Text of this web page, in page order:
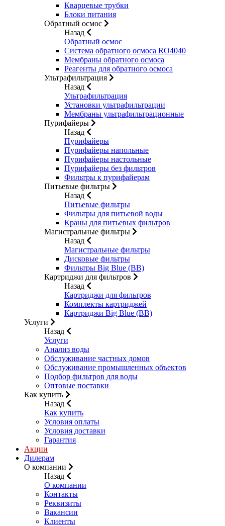
Кварцевые трубки
Блоки питания
Обратный осмос
Назад
Обратный осмос
Система обратного осмоса RO4040
Мембраны обратного осмоса
Реагенты для обратного осмоса
Ультрафильтрация
Назад
Ультрафильтрация
Установки ультрафильтрации
Мембраны ультрафильтрационные
Пурифайеры
Назад
Пурифайеры
Пурифайеры напольные
Пурифайеры настольные
Пурифайеры без фильтров
Фильтры к пурифайерам
Питьевые фильтры
Назад
Питьевые фильтры
Фильтры для питьевой воды
Краны для питьевых фильтров
Магистральные фильтры
Назад
Магистральные фильтры
Дисковые фильтры
Фильтры Big Blue (BB)
Картриджи для фильтров
Назад
Картриджи для фильтров
Комплекты картриджей
Картриджи Big Blue (BB)
Услуги
Назад
Услуги
Анализ воды
Обслуживание частных домов
Обслуживание промышленных объектов
Подбор фильтров для воды
Оптовые поставки
Как купить
Назад
Как купить
Условия оплаты
Условия доставки
Гарантия
Акции
Дилерам
О компании
Назад
О компании
Контакты
Реквизиты
Вакансии
Клиенты